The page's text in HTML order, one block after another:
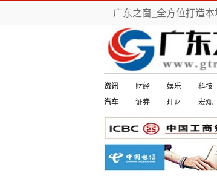
广东之窗_全方位打造
资讯 财经 娱乐
科技
汽车
证券 理财 宏观